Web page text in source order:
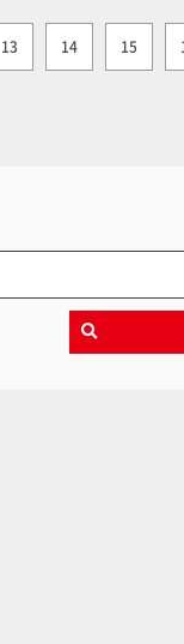
13 14 15